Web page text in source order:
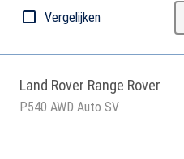
Vergelijken
Land Rover Range Rover
P540 AWD Auto SV